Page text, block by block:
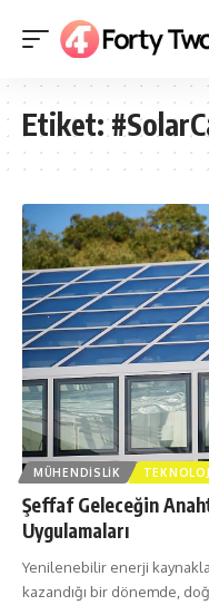
Etiket:
MÜHENDISLIK
Şeffaf Geleceğin
Uygulamaları
Yenilenebilir enerji
kazandığı bir dönemde,